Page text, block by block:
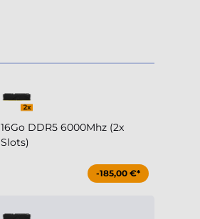
16Go DDR5 6000Mhz (2x
Slots)
-185,00 €*